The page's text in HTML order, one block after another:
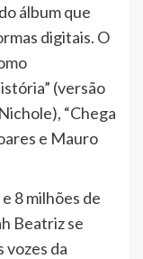
álbum que
digitais. O
(versão
“Chega
e Mauro
8 milhões de
Beatriz se
vozes da